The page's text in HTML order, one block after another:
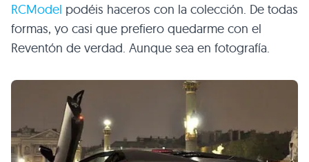
RCModel podéis haceros con la colección. De todas
formas, yo casi que prefiero quedarme con el
Reventón de verdad. Aunque sea en fotografía.